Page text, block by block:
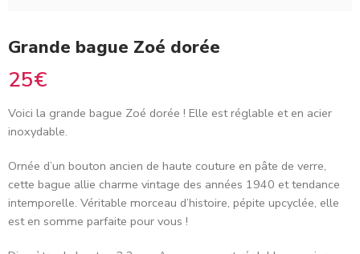
Grande bague Zoé dorée
25€
Voici la grande bague Zoé dorée ! Elle est réglable et en acier
inoxydable.
Ornée d’un bouton ancien de haute couture en pâte de verre,
cette bague allie charme vintage des années 1940 et tendance
intemporelle. Véritable morceau d’histoire, pépite upcyclée, elle
est en somme parfaite pour vous !